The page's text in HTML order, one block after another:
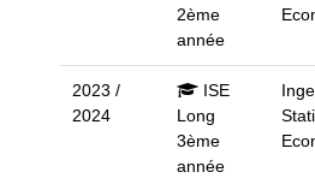
2ème
année
2023 /
2024
ISE
Long
3ème
année